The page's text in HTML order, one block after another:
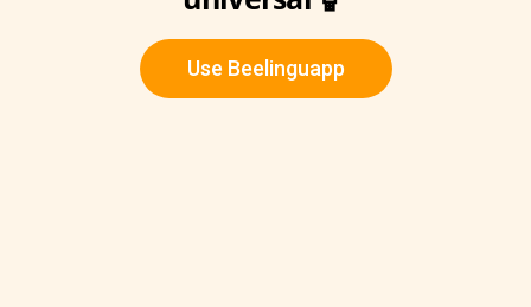
Use Beelinguapp